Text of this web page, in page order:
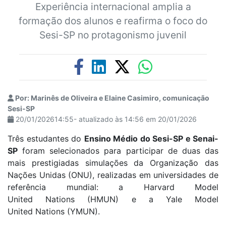
Experiência internacional amplia a
formação dos alunos e reafirma o foco do
Sesi-SP no protagonismo juvenil
Por: Marinês de Oliveira e Elaine Casimiro, comunicação
Sesi-SP
20/01/202614:55- atualizado às 14:56 em 20/01/2026
Três estudantes do Ensino Médio do Sesi-SP e Senai-
SP foram selecionados para participar de duas das
mais prestigiadas simulações da Organização das
Nações Unidas (ONU), realizadas em universidades de
referência mundial: a Harvard Model
United Nations (HMUN) e a Yale Model
United Nations (YMUN).